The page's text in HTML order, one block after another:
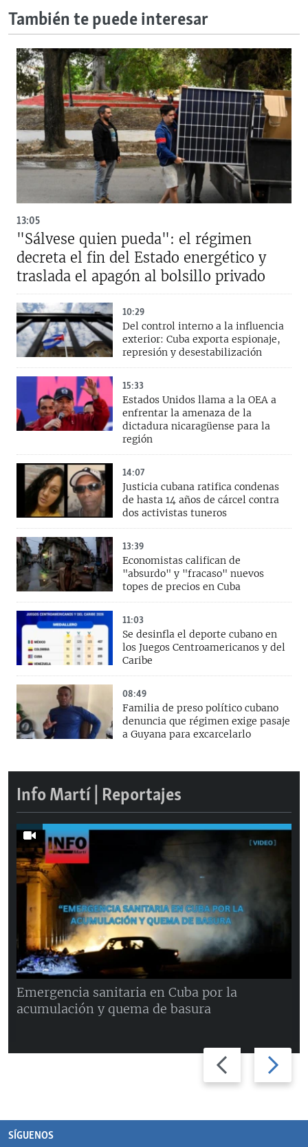
También te puede interesar
13:05
"Sálvese quien pueda": el régimen
decreta el fin del Estado energético y
traslada el apagón al bolsillo privado
10:29
Del control interno a la influencia
exterior: Cuba exporta espionaje,
represión y desestabilización
15:33
Estados Unidos llama a la OEA a
enfrentar la amenaza de la
dictadura nicaragüense para la
región
14:07
Justicia cubana ratifica condenas
de hasta 14 años de cárcel contra
dos activistas tuneros
13:39
Economistas califican de
"absurdo" y "fracaso" nuevos
topes de precios en Cuba
11:03
Se desinfla el deporte cubano en
los Juegos Centroamericanos y del
Caribe
08:49
Familia de preso político cubano
denuncia que régimen exige pasaje
a Guyana para excarcelarlo
Info Martí | Reportajes
Previous
slide
Next
slide
Emergencia sanitaria en Cuba por la
acumulación y quema de basura
SÍGUENOS